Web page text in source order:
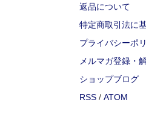
返品について
特定商取引法に
プライバシーポ
メルマガ登録・
ショップブログ
RSS / ATOM